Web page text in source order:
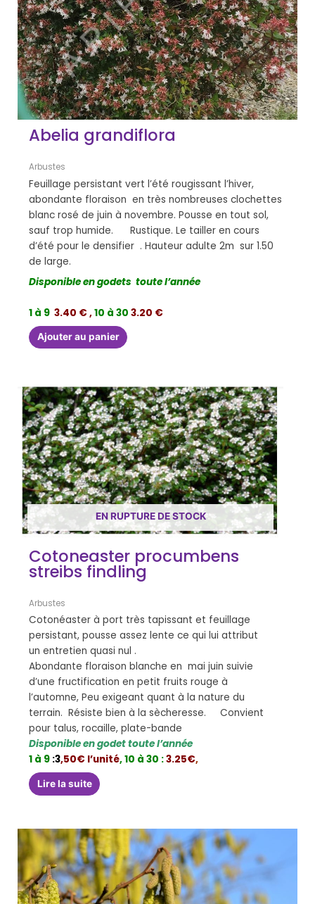
Abelia grandiflora
Arbustes
Feuillage persistant vert l’été rougissant l’hiver,
abondante floraison en très nombreuses clochettes
blanc rosé de juin à novembre. Pousse en tout sol,
sauf trop humide. Rustique. Le tailler en cours
d’été pour le densifier . Hauteur adulte 2m sur 1.50
de large.
Disponible en godets toute l’année
1 à 9 3.40 € ,10 à 30 3.20 €
Ajouter au panier
EN RUPTURE DE STOCK
Cotoneaster procumbens
streibs findling
Arbustes
Cotonéaster à port très tapissant et feuillage
persistant, pousse assez lente ce qui lui attribut
un entretien quasi nul .
Abondante floraison blanche en mai juin suivie
d’une fructification en petit fruits rouge à
l’automne, Peu exigeant quant à la nature du
terrain. Résiste bien à la sècheresse. Convient
pour talus, rocaille, plate-bande
Disponible en godet toute l’année
1 à 9 :3,50€ l’unité,10 à 30 :3.25€,
Lire la suite